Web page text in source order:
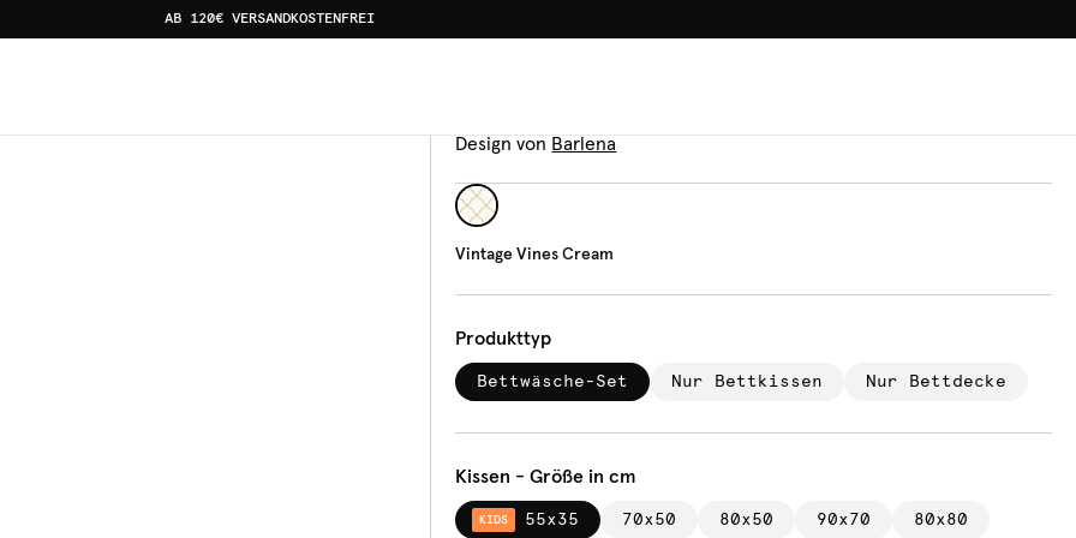
AB 120€ VERSANDKOSTENFREI
Bettwäsche
Design von Barlena
Vintage Vines Cream
Produkttyp
Bettwäsche-Set Nur Bettkissen Nur Bettdecke
Kissen - Größe in cm
KIDS 55x35 70x50 80x50 90x70 80x80